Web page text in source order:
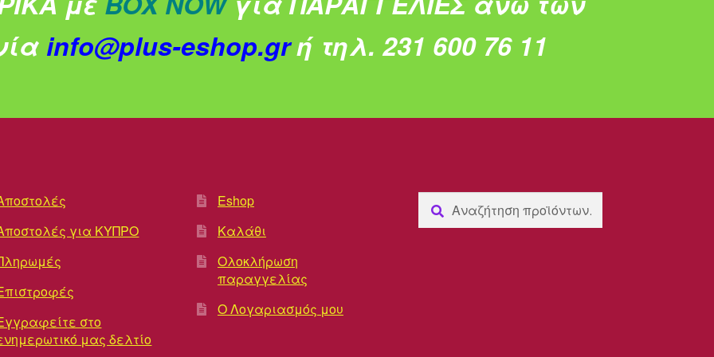
info@plus-eshop.grή τηλ. 231 600 76 11
για ΚΥΠΡΟ
στο
μας δελτίο
Eshop
Καλάθι
Ολοκλήρωση
παραγγελίας
Ο Λογαριασμός μου
Αναζήτηση
για:
Αναζήτηση